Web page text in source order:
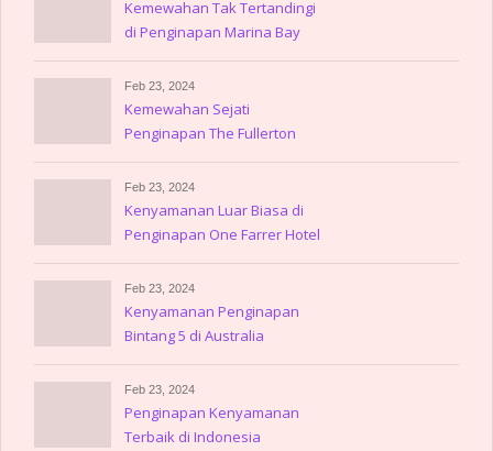
Kemewahan Tak Tertandingi
di Penginapan Marina Bay
Sands
Feb 23, 2024
Kemewahan Sejati
Penginapan The Fullerton
Hotel Singapore
Feb 23, 2024
Kenyamanan Luar Biasa di
Penginapan One Farrer Hotel
Feb 23, 2024
Kenyamanan Penginapan
Bintang 5 di Australia
Feb 23, 2024
Penginapan Kenyamanan
Terbaik di Indonesia